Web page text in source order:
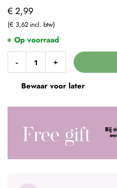
€ 2,99
€ 3,62
- +
Bewaar voor later
Op voorraad